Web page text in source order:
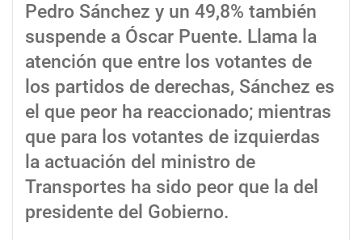
Pedro Sánchez y un 49,8% también
suspende a Óscar Puente. Llama la
atención que entre los votantes de
los partidos de derechas, Sánchez es
el que peor ha reaccionado; mientras
que para los votantes de izquierdas
la actuación del ministro de
Transportes ha sido peor que la del
presidente del Gobierno.